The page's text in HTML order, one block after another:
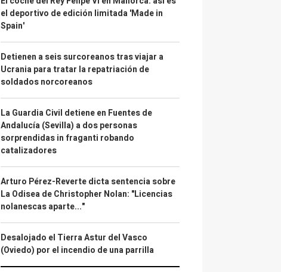
el deportivo de edición limitada 'Made in
Spain'
Detienen a seis surcoreanos tras viajar a
Ucrania para tratar la repatriación de
soldados norcoreanos
La Guardia Civil detiene en Fuentes de
Andalucía (Sevilla) a dos personas
sorprendidas in fraganti robando
catalizadores
Arturo Pérez-Reverte dicta sentencia sobre
La Odisea de Christopher Nolan: "Licencias
nolanescas aparte..."
Desalojado el Tierra Astur del Vasco
(Oviedo) por el incendio de una parrilla